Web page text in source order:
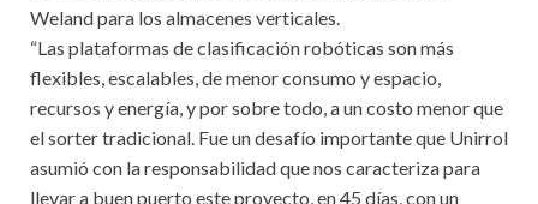
Weland para los almacenes verticales.
“Las plataformas de clasificación robóticas son más
flexibles, escalables, de menor consumo y espacio,
recursos y energía, y por sobre todo, a un costo menor que
el sorter tradicional. Fue un desafío importante que Unirrol
asumió con la responsabilidad que nos caracteriza para
llevar a buen puerto este proyecto, en 45 días, con un